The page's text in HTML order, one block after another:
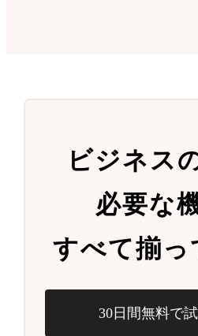
ビジネス
必要な
すべて揃っ
30日間無料で